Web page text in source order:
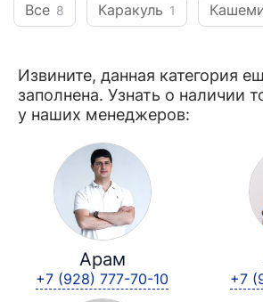
Все 8 Каракуль 1
Извините, данная категория
заполнена. Узнать о наличии
у наших менеджеров:
Арам
+7 (928) 777-70-10 +7